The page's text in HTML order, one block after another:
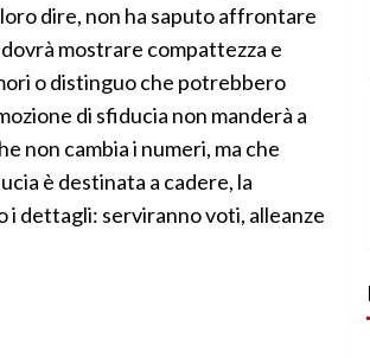
dire, non ha saputo affrontare
mostrare compattezza e
o distinguo che potrebbero
di sfiducia non manderà a
non cambia i numeri, ma che
è destinata a cadere, la
i dettagli: serviranno voti, alleanze